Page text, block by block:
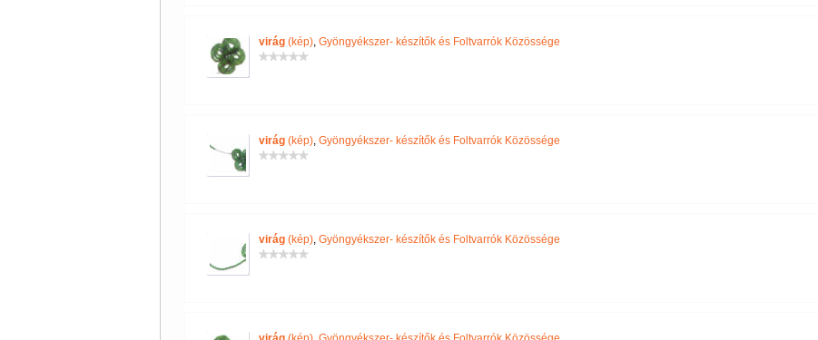
virág(kép), Gyöngyékszer- készítők és Foltvarrók Közössége
virág(kép), Gyöngyékszer- készítők és Foltvarrók Közössége
virág(kép), Gyöngyékszer- készítők és Foltvarrók Közössége